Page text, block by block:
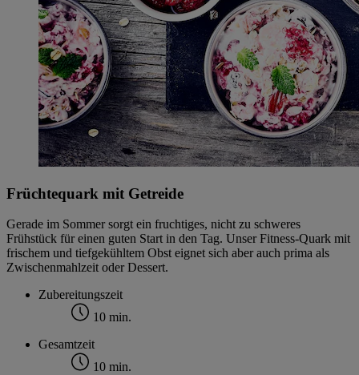
Früchtequark mit Getreide
Gerade im Sommer sorgt ein fruchtiges, nicht zu schweres
Frühstück für einen guten Start in den Tag. Unser Fitness-Quark mit
frischem und tiefgekühltem Obst eignet sich aber auch prima als
Zwischenmahlzeit oder Dessert.
Zubereitungszeit
10 min.
Gesamtzeit
10 min.